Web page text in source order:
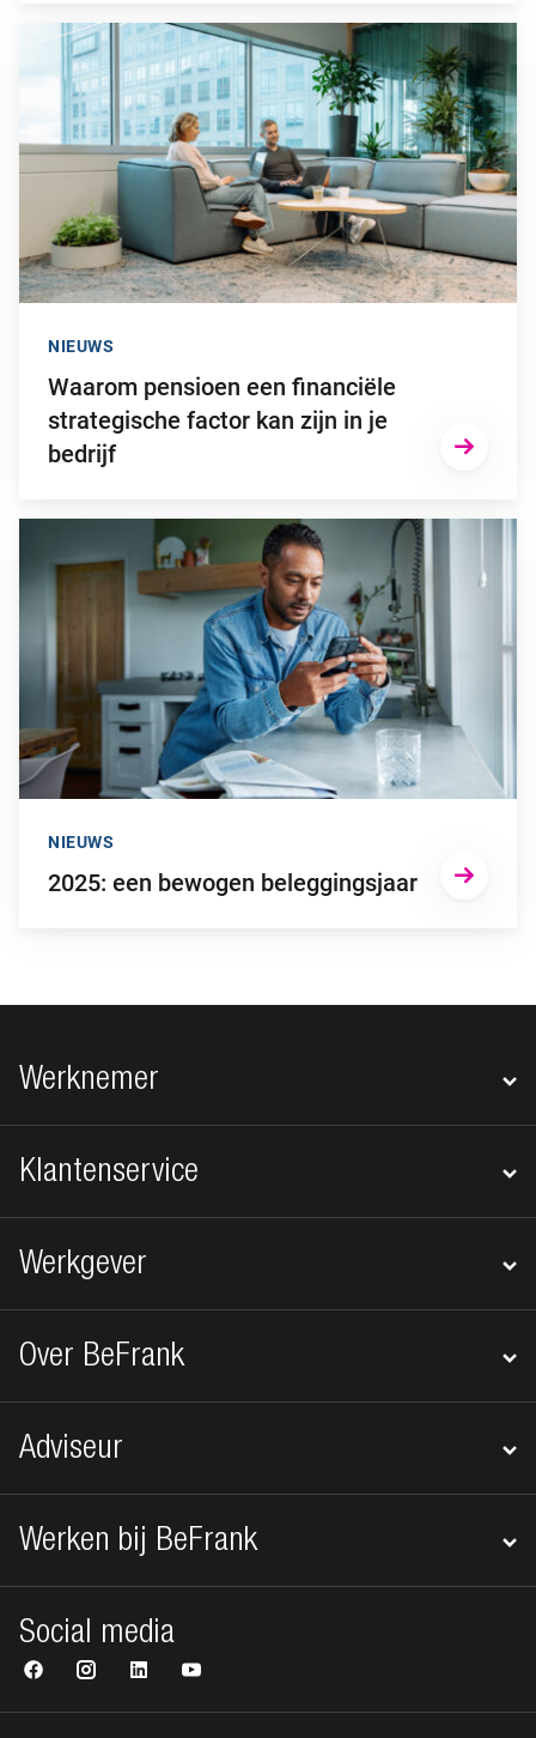
Ga naar “Waarom pensioen een financiële strategische
Waarom pensioen een financiële
strategische factor kan zijn in je
bedrijf
NIEUWS
Ga naar “2025: een bewogen beleggingsjaar”
2025: een bewogen beleggingsjaar
NIEUWS
Footer navigatie
Werknemer
Klantenservice
Werkgever
Over BeFrank
Adviseur
Werken bij BeFrank
Social media